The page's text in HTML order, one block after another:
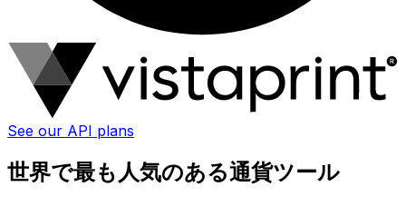
See our API plans
世界で最も人気のある通貨ツール